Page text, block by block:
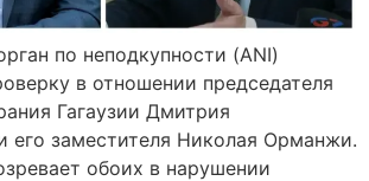
по неподкупности (ANI)
в отношении председателя
Гагаузии Дмитрия
его заместителя Николая Орманжи.
обоих в нарушении